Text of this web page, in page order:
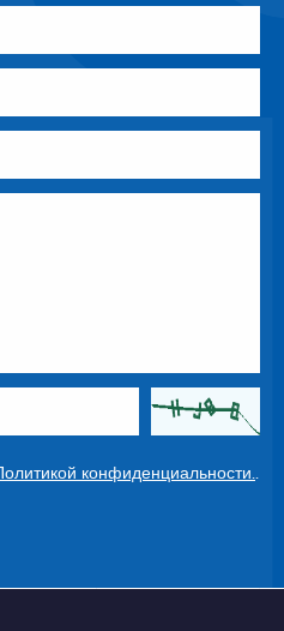
Политикой конфиденциальности..